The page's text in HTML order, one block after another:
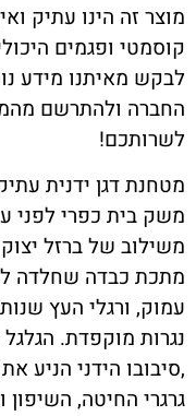
מוצר זה הינו עתיק
קוסמטי ופגמים
לבקש מאיתנו מידע
החברה ולהתרשם
לשרותכם!
מטחנת דגן ידנית
משק בית כפרי לפני
משילוב של ברזל
מתכת כבדה שחלדה
עמוק, ורגלי העץ
נגרות מוקפדת. הגלגל
,סיבובו הידני הניע
גרגרי החיטה,